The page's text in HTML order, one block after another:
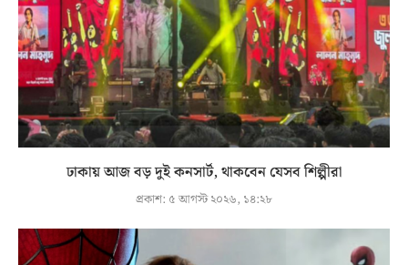
ঢাকায় আজ বড় দুই কনসার্ট, থাকবেন যেসব শিল্পীরা
প্রকাশ: ৫ আগস্ট ২০২৬, ১৪:২৮